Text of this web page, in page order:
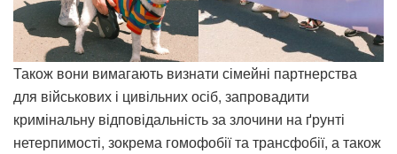
Також вони вимагають визнати сімейні партнерства
для військових і цивільних осіб, запровадити
кримінальну відповідальність за злочини на ґрунті
нетерпимості, зокрема гомофобії та трансфобії, а також